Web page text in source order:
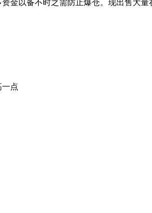
金以备不时之需防止爆仓。现出售大
一点